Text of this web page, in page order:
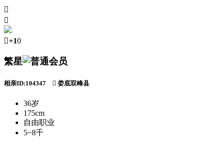


+10
繁星
相亲ID:104347  娄底双峰县
36岁
175cm
自由职业
5~8千